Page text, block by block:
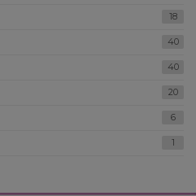
18
40
40
20
6
1